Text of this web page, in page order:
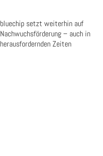
bluechip setzt weiterhin auf
Nachwuchsförderung – auch in
herausfordernden Zeiten